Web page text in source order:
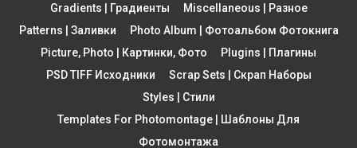
Gradients | Градиенты
Miscellaneous | Разное
Patterns | Заливки
Photo Album | Фотоальбом Фотокнига
Picture, Photo | Картинки, Фото
Plugins | Плагины
PSD TIFF Исходники
Scrap Sets | Скрап Наборы
Styles | Стили
Templates For Photomontage | Шаблоны Для
Фотомонтажа